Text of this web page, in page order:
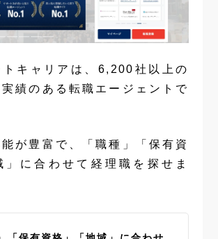
トキャリアは、6,200社以上の
績のある転職エージェントで
が豊富で、「職種」「保有資
」に合わせて経理職を探せま